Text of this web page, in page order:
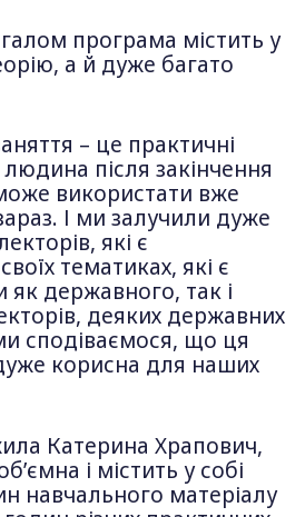
програма містить у
а й дуже багато
– це практичні
людина після закінчення
використати вже
І ми залучили дуже
які є
тематиках, які є
державного, так і
деяких державних
сподіваємося, що ця
корисна для наших
Катерина Храпович,
і містить у собі
навчального матеріалу